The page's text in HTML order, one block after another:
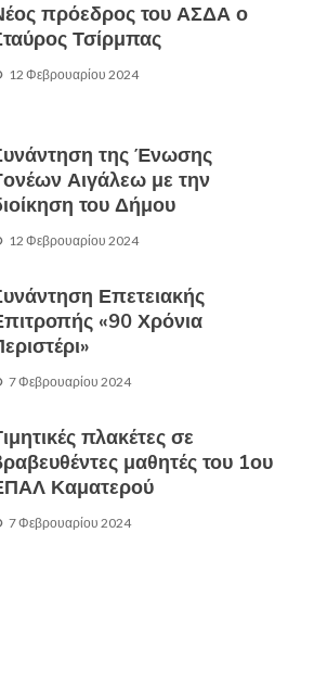
πρόεδρος του ΑΣΔΑ ο
Τσίρμπας
12 Φεβρουαρίου 2024
της Ένωσης
Αιγάλεω με την
του Δήμου
12 Φεβρουαρίου 2024
Επετειακής
«90 Χρόνια
7 Φεβρουαρίου 2024
πλακέτες σε
μαθητές του 1ου
Καματερού
7 Φεβρουαρίου 2024